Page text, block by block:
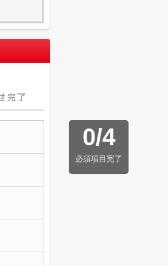
0/4
必須項目完了